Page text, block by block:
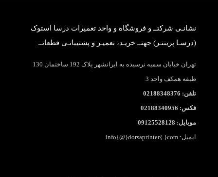
نشانـی شرکتــ و فروشگاه و واحد تعمیرات درسا استوک
(درسـا پرینتـر) جهتــ خریـد، تعمیـر و پشتیبانـی قطعاتــ
تهران خیابان سمیه نرسیده به ایرانشهر پلاک 192 ساختمان 130
طبقه همکف واحد 3
تلفن: 02188348376
فکس: 02188340956
موبایل: 09125528128
ایمیل: info{@}dorsaprinter{.}com